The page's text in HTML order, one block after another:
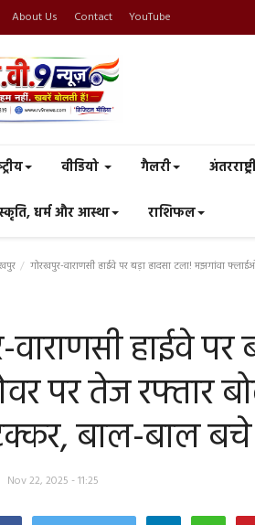
About Us Contact YouTube
वीडियो गैलरी
धर्म और आस्था राशिफल
गोरखपुर-वाराणसी हाईवे पर बड़ा हादसा टला! मझगांवा
हाईवे
पर तेज रफ्तार
बाल-बाल बचे
Nov 22, 2025 - 11:25